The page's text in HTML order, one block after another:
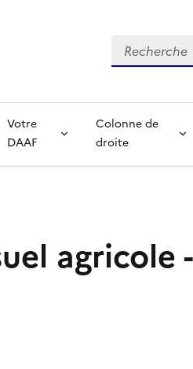
Recherche
Votre
DAAF
Colonne de
droite
agricole -